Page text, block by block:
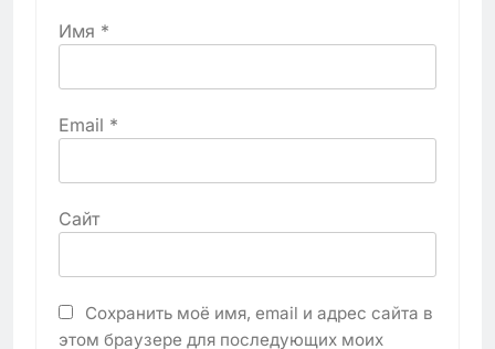
Имя *
Email *
Сайт
Сохранить моё имя, email и адрес сайта в
этом браузере для последующих моих